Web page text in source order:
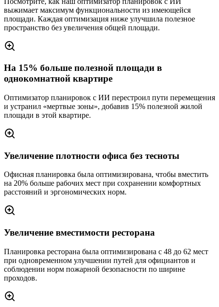
выжимает максимум функциональности из имеющейся
площади. Каждая оптимизация ниже улучшила полезное
пространство без увеличения общей площади.
На 15% больше полезной площади в
однокомнатной квартире
Оптимизатор планировок с ИИ перестроил пути перемещения
и устранил «мертвые зоны», добавив 15% полезной жилой
площади в этой квартире.
Увеличение плотности офиса без тесноты
Офисная планировка была оптимизирована, чтобы вместить
на 20% больше рабочих мест при сохранении комфортных
расстояний и эргономических норм.
Увеличение вместимости ресторана
Планировка ресторана была оптимизирована с 48 до 62 мест
при одновременном улучшении путей для официантов и
соблюдении норм пожарной безопасности по ширине
проходов.